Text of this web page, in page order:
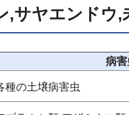
,サヤエンドウ,
病害
種の土壌病害虫